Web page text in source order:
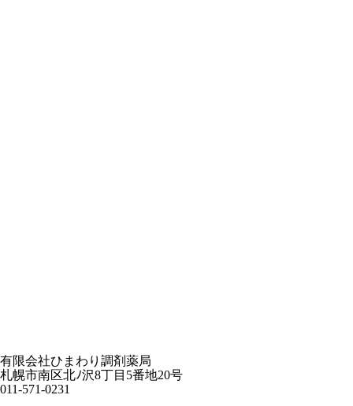
有限会社ひまわり調剤薬局
札幌市南区北ﾉ沢8丁目5番地20号
011-571-0231